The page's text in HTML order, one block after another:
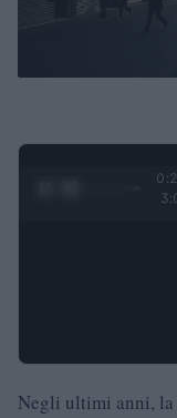
Negli ultimi anni, la